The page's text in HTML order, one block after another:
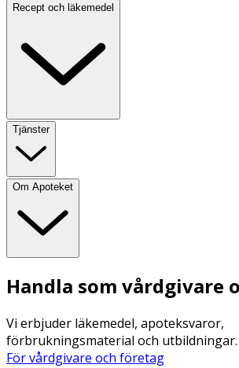
Recept och läkemedel
Tjänster
Om Apoteket
Handla som vårdgivare
Vi erbjuder läkemedel, apoteksvaror,
förbrukningsmaterial och utbildningar.
För vårdgivare och företag